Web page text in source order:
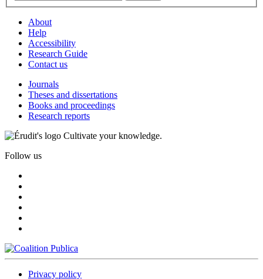
About
Help
Accessibility
Research Guide
Contact us
Journals
Theses and dissertations
Books and proceedings
Research reports
Cultivate your knowledge.
Follow us
Privacy policy